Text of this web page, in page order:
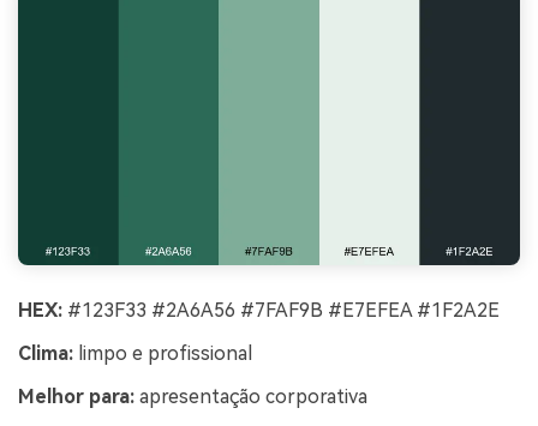
HEX: #123F33 #2A6A56 #7FAF9B #E7EFEA #1F2A2E
Clima: limpo e profissional
Melhor para: apresentação corporativa